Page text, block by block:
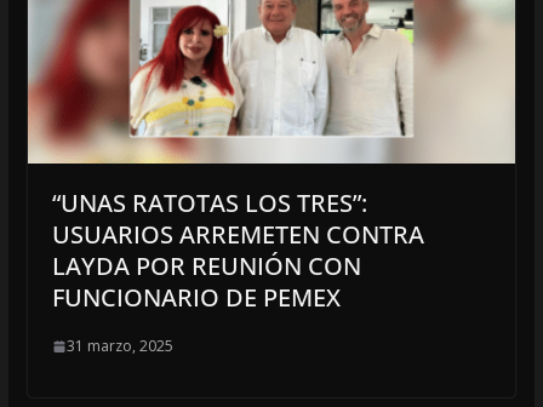
“UNAS RATOTAS LOS TRES”:
USUARIOS ARREMETEN CONTRA
LAYDA POR REUNIÓN CON
FUNCIONARIO DE PEMEX
31 marzo, 2025